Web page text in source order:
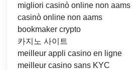
migliori casinò online non aams
casinò online non aams
bookmaker crypto
카지노 사이트
meilleur appli casino en ligne
meilleur casino sans KYC